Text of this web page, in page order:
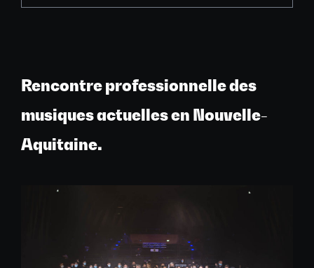
Rencontre professionnelle des
musiques actuelles en Nouvelle-
Aquitaine.